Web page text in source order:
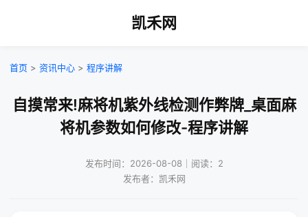
凯禾网
首页 > 资讯中心 > 程序讲解
自摸常来!麻将机紫外线检测作弊牌_桌面麻
将机参数如何修改-程序讲解
发布时间：2026-08-08｜阅读：2
发布者：凯禾网